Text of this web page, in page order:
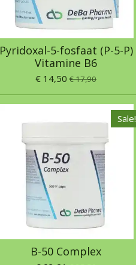
Pyridoxal-5-fosfaat (P-5-P)
Vitamine B6
€ 14,50 € 17,90
Sale!
B-50 Complex